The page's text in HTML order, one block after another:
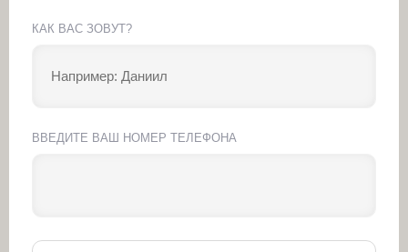
КАК ВАС ЗОВУТ?
ВВЕДИТЕ ВАШ НОМЕР ТЕЛЕФОНА